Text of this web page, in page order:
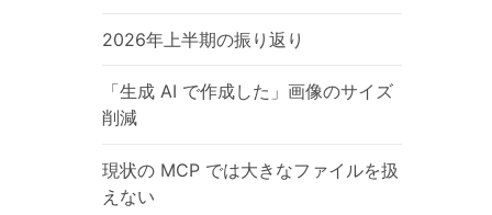
2026年上半期の振り返り
「生成 AI で作成した」画像のサイズ
削減
現状の MCP では大きなファイルを扱
えない